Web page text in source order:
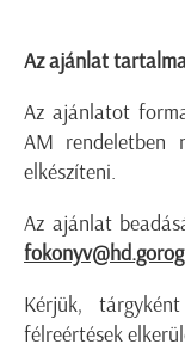
Az ajánlat
Az ajánlatot
AM rendeletben
elkészíteni.
Az ajánlat
Kérjük,
félreértések